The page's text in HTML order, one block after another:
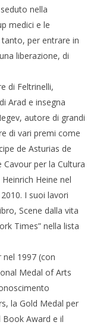
nella
medici e le
tanto, per entrare in
liberazione, di
di Feltrinelli,
Arad e insegna
autore di grandi
di vari premi come
de Asturias de
Cavour per la Cultura
Heine nel
I suoi lavori
Scene dalla vita
Times” nella lista
1997 (con
Medal of Arts
la Gold Medal per
Award e il